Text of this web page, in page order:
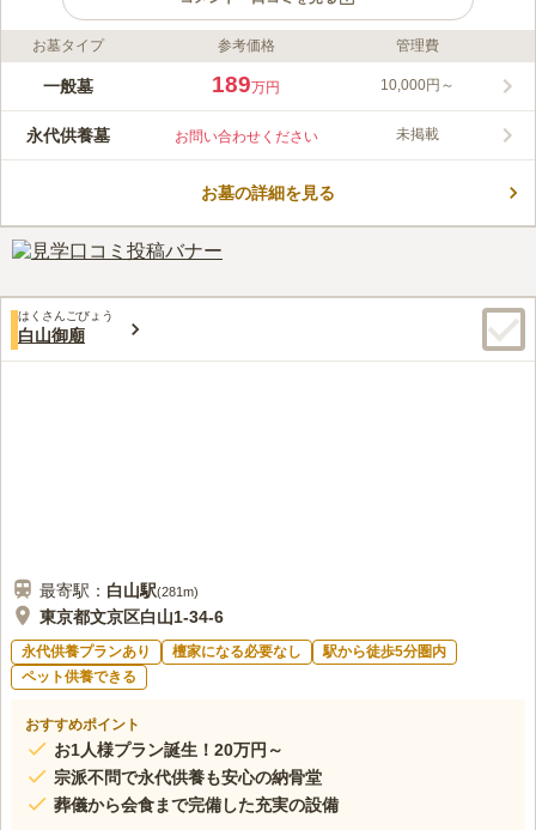
ライフドット編集部のコメント
仙龍寺は、東京都文京区にある臨済宗妙心寺派のお寺です。最寄
ります。万治年間（1658～1660）から続く由緒あるお寺で、所
蔵している阿弥陀如来坐像一躯は、区指定有形文化財となってい
蔵がお墓を見守っています。
この霊園はまだ誰からも評価されていません。
お墓タイプ 参考価格 管理費
一般墓 189万円 10,000円～
永代供養墓 お問い合わせください 未掲載
お墓の詳細を見る
はくさんごびょう
白山御廟
最寄駅： 白山駅(281m)
東京都文京区白山1-34-6
永代供養プランあり 檀家になる必要なし
駅から徒歩5分圏内
ペット供養できる
おすすめポイント
お1人様プラン誕生！20万円～
宗派不問で永代供養も安心の納骨堂
葬儀から会食まで完備した充実の設備